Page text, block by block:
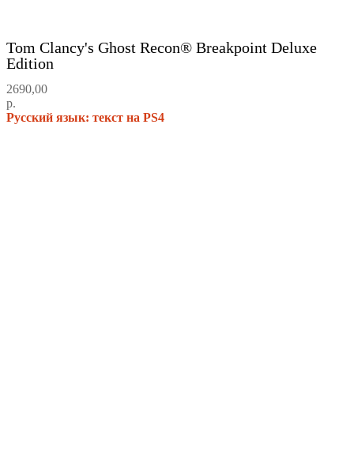
Tom Clancy's Ghost Recon® Breakpoint Deluxe
Edition
2690,00
р.
Русский язык: текст на PS4